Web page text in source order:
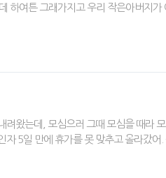
하여튼 그래가지고 우리 작은아버지
왔는데, 모심으러 그때 모심을 때라
자 5일 만에 휴가를 못 맞추고 올라갔